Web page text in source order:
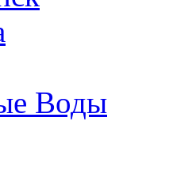
Воды